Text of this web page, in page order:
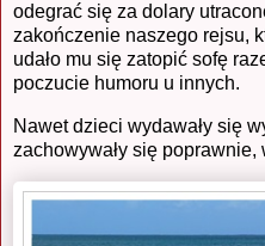
odegrać się za dolary
zakończenie naszego rejsu,
udało mu się zatopić sofę
poczucie humoru u innych.
Nawet dzieci wydawały się
zachowywały się poprawnie,